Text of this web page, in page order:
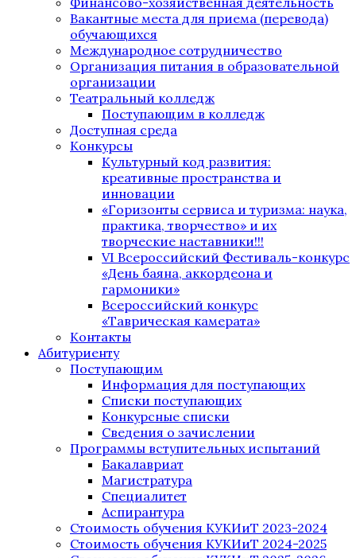
Вакантные места для приема (перевода)
обучающихся
Международное сотрудничество
Организация питания в образовательной
организации
Театральный колледж
Поступающим в колледж
Доступная среда
Конкурсы
Культурный код развития:
креативные пространства и
инновации
«Горизонты сервиса и туризма: наука,
практика, творчество» и их
творческие наставники!!!
VI Всероссийский Фестиваль-конкурс
«День баяна, аккордеона и
гармоники»
Всероссийский конкурс
«Таврическая камерата»
Контакты
Абитуриенту
Поступающим
Информация для поступающих
Списки поступающих
Конкурсные списки
Сведения о зачислении
Программы вступительных испытаний
Бакалавриат
Магистратура
Специалитет
Аспирантура
Стоимость обучения КУКИиТ 2023-2024
Стоимость обучения КУКИиТ 2024-2025